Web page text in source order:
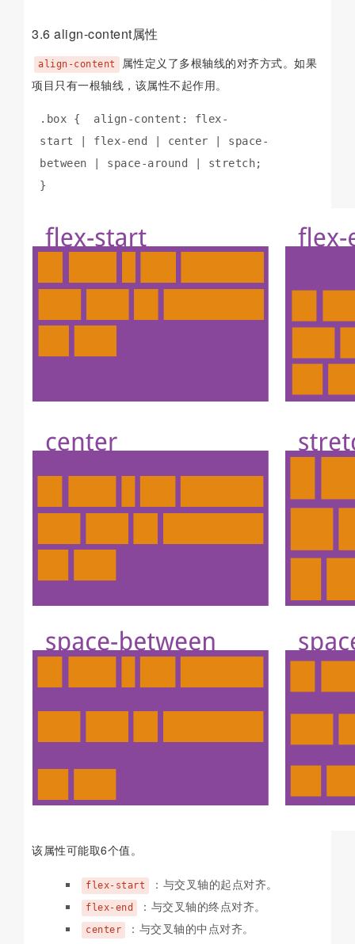
3.6 align-content属性
align-content
属性定义了多根轴线的对齐方式。如果
项目只有一根轴线，该属性不起作用。
.box {  align-content: flex-
start | flex-end | center | space-
between | space-around | stretch;
}
该属性可能取6个值。
flex-start ：与交叉轴的起点对齐。
flex-end ：与交叉轴的终点对齐。
center
：与交叉轴的中点对齐。